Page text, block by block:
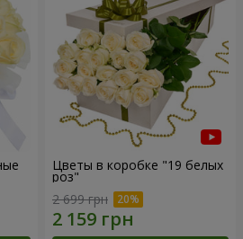
Цветы в коробке "19 белых
роз"
2 699 грн